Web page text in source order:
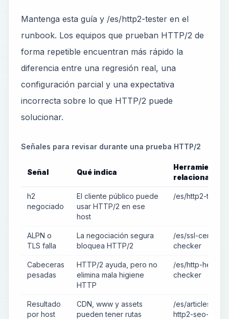
Mantenga esta guía y /es/http2-tester en el
runbook. Los equipos que prueban HTTP/2 de
forma repetible encuentran más rápido la
diferencia entre una regresión real, una
configuración parcial y una expectativa
incorrecta sobre lo que HTTP/2 puede
solucionar.
Señales para revisar durante una prueba HTTP/2
Señal Qué indica
Herramienta
relacionada
h2
negociado
El cliente público puede
usar HTTP/2 en ese
host
/es/http2-tester
ALPN o
TLS falla
La negociación segura
bloquea HTTP/2
/es/ssl-
checker
Cabeceras
pesadas
HTTP/2 ayuda, pero no
elimina mala higiene
HTTP
/es/http-header-
checker
Resultado
por host
CDN, www y assets
pueden tener rutas
/es/articles/
http2-seo-